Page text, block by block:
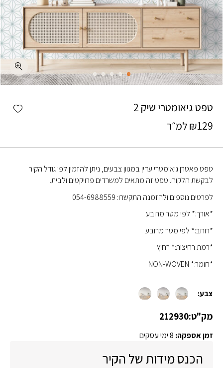
טפט גיאומטרי שיק 2
₪129 למ״ר
טפט פאטרן גיאומטרי עדין במגוון צבעים, ניתן להזמין לפי גודל הקיר
לבקשת הלקוח. טפט זה מתאים למשרדים פרויקטים ולבית.
לפרטים נוספים ולהזמנה התקשרו: 054-6988559
*אורך:* לפי מטר מרובע
*רוחב:* לפי מטר מרובע
*רמת רחיצות:* רחיץ
*חומר:* NON-WOVEN
צבע:
מק"ט:212930
זמן אספקה: 8 ימי עסקים
הכנס מידות של הקיר